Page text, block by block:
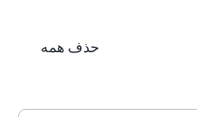
حذف همه